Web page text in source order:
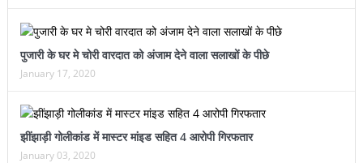
पुजारी के घर मे चोरी वारदात को अंजाम देने वाला सलाखों के पीछे
January 17, 2020
झींझाड़ी गोलीकांड में मास्टर मांइड सहित 4 आरोपी गिरफतार
January 03, 2020